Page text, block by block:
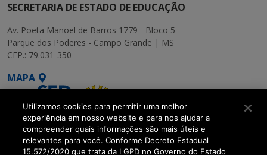
SECRETARIA DE ESTADO DE EDUCAÇÃO
Av. Poeta Manoel de Barros 1779 - Bloco 5
Parque dos Poderes - Campo Grande | MS
CEP.: 79.031-350
MAPA
Utilizamos cookies para permitir uma melhor
experiência em nosso website e para nos ajudar a
compreender quais informações são mais úteis e
relevantes para você. Conforme Decreto Estadual
15.572/2020 que trata da LGPD no Governo do Estado